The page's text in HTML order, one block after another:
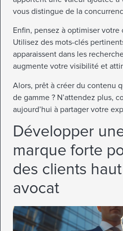
vous distingue de la
Enfin, pensez à optimiser
Utilisez des mots-clés
apparaissent dans les
augmente votre visibilité et
Alors, prêt à créer du contenu
de gamme ? N’attendez plus,
aujourd’hui à partager votre
Développer
marque forte
des clients
avocat